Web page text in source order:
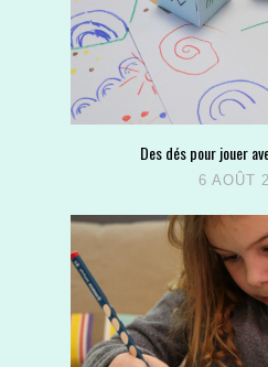
Des dés pour jouer
6 AOÛT